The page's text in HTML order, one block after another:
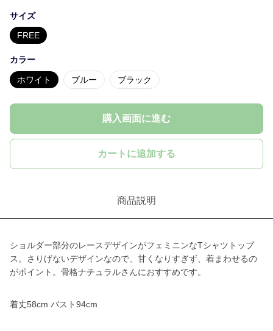
サイズ
FREE
カラー
ホワイト ブルー ブラック
購入画面に進む
カートに追加する
商品説明
ショルダー部分のレースデザインがフェミニンなTシャツトップ
ス。さりげないデザインなので、甘くなりすぎず、着まわせるの
がポイント。骨格ナチュラルさんにおすすめです。
着丈58cm バスト94cm